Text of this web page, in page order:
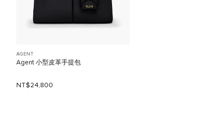
AGENT
Agent 小型皮革手提包
NT$24,800